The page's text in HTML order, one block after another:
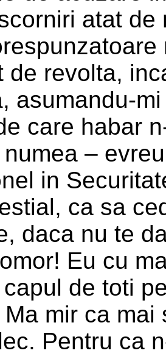
atat
de revolta,
asumandu-
care habar
–
in
ca sa
daca nu te
Eu cu
de toti
mir ca
Pentru ca